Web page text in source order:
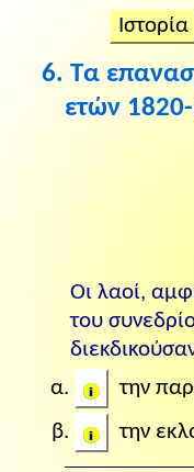
Ιστορία
6. Τα
ετών
Οι λαοί,
του
την
την